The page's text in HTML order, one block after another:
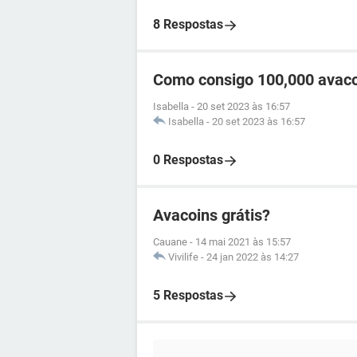
8 Respostas
Como consigo 100,000
Isabella - 20 set 2023 às 16:57
Isabella - 20 set 2023 às 16:57
0 Respostas
Avacoins grátis?
Cauane - 14 mai 2021 às 15:57
Vivilife - 24 jan 2022 às 14:27
5 Respostas